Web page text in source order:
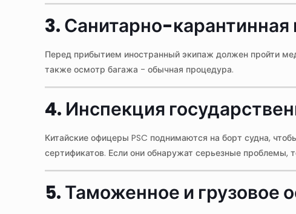
3. Санитарно-карантинная
Перед прибытием иностранный экипаж должен пройти
также осмотр багажа - обычная процедура.
4. Инспекция
Китайские офицеры PSC поднимаются на борт судна,
сертификатов. Если они обнаружат серьезные проблемы,
5. Таможенное и грузовое